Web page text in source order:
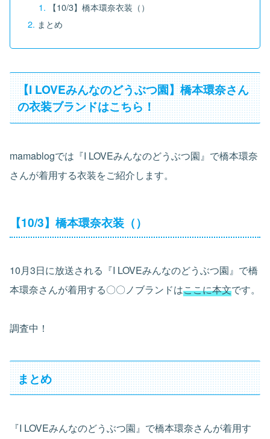
【10/3】橋本環奈衣装（）
まとめ
【I LOVEみんなのどうぶつ園】橋本環奈さん
の衣装ブランドはこちら！
mamablogでは『I LOVEみんなのどうぶつ園』で橋本環奈
さんが着用する衣装をご紹介します。
【10/3】橋本環奈衣装（）
10月3日に放送される『I LOVEみんなのどうぶつ園』で橋
本環奈さんが着用する〇〇ノブランドはここに本文です。
調査中！
まとめ
『I LOVEみんなのどうぶつ園』で橋本環奈さんが着用す